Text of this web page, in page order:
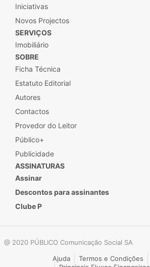
Iniciativas
Novos Projectos
SERVIÇOS
Imobiliário
SOBRE
Ficha Técnica
Estatuto Editorial
Autores
Contactos
Provedor do Leitor
Público+
Publicidade
ASSINATURAS
Assinar
Descontos para assinantes
Clube P
@ 2020 PÚBLICO Comunicação Social SA
Ajuda
Termos e Condições